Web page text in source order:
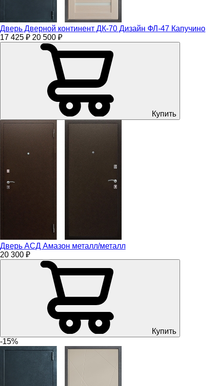
Дверь Дверной континент ДК-70 Дизайн ФЛ-47 Капучино
17 425 ₽ 20 500 ₽
Купить
Дверь АСД Амазон металл/металл
20 300 ₽
Купить
-15%